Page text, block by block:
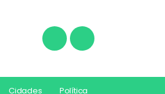
Cidades Política